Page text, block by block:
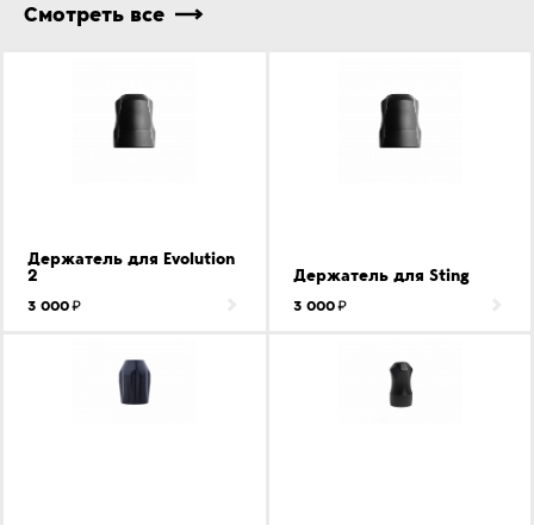
Смотреть все
Держатель для Evolution
2
3 000
Держатель для Sting
3 000